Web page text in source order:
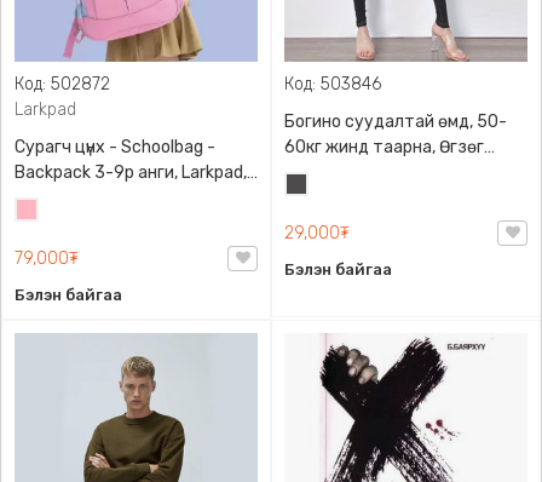
Код: 502872
Larkpad
Сурагч цүнх - Schoolbag -
Backpack 3-9р анги, Larkpad,
9009-10128, Цацруулагчтай,
Олон тасалгаатай
79,000₮
Бэлэн байгаа
Код: 503846
Богино суудалтай өмд, 50-
60кг жинд таарна, Өгзөг
өргөгчтэй
29,000₮
Бэлэн байгаа